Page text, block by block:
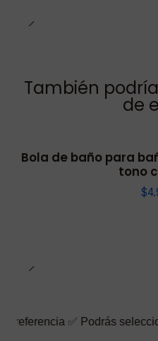
También
de
Bola de baño para
tono
seleccionar: